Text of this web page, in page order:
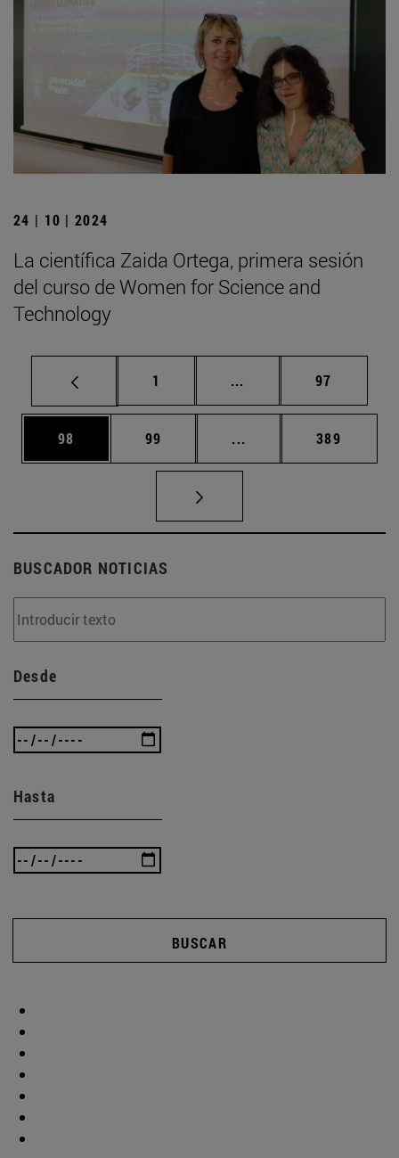
24 | 10 | 2024
La científica Zaida Ortega, primera sesión
del curso de Women for Science and
Technology
Página
1 ... Páginas intermedias
Página
97
Página
98 Página
99 ... Páginas intermedias
Página
389
BUSCADOR NOTICIAS
Desde
Hasta
BUSCAR